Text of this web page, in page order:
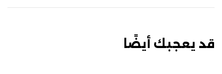
قد يعجبك أيضًا